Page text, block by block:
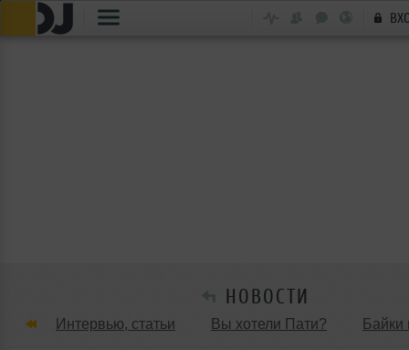
НОВОСТИ
Интервью, статьи Вы хотели Пати? Байки